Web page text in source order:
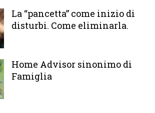
La “pancetta” come inizio di
disturbi. Come eliminarla.
Home Advisor sinonimo di
Famiglia